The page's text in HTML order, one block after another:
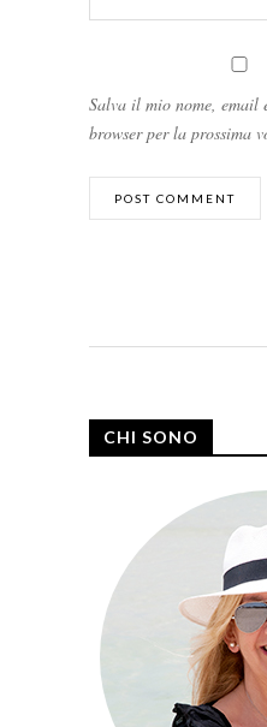
Salva il mio nome, email
browser per la prossima
CHI SONO